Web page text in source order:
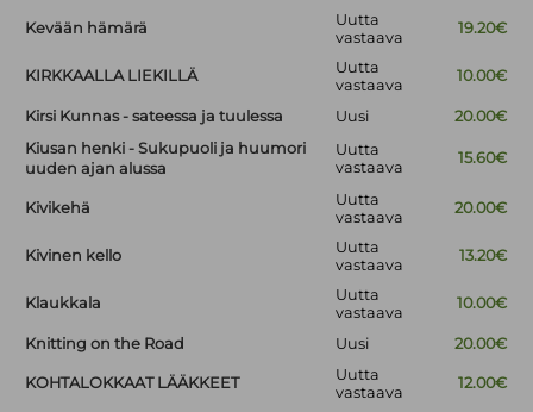
Kevään hämärä
Uutta
vastaava
19.20€
KIRKKAALLA LIEKILLÄ
Uutta
vastaava
10.00€
Kirsi Kunnas - sateessa ja tuulessa Uusi
20.00€
Kiusan henki - Sukupuoli ja huumori
uuden ajan alussa
Uutta
vastaava
15.60€
Kivikehä
Uutta
vastaava
20.00€
Kivinen kello
Uutta
vastaava
13.20€
Klaukkala
Uutta
vastaava
10.00€
Knitting on the Road Uusi 20.00€
KOHTALOKKAAT LÄÄKKEET
Uutta
vastaava
12.00€